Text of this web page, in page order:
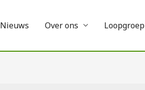
Nieuws Over ons Loopgroep